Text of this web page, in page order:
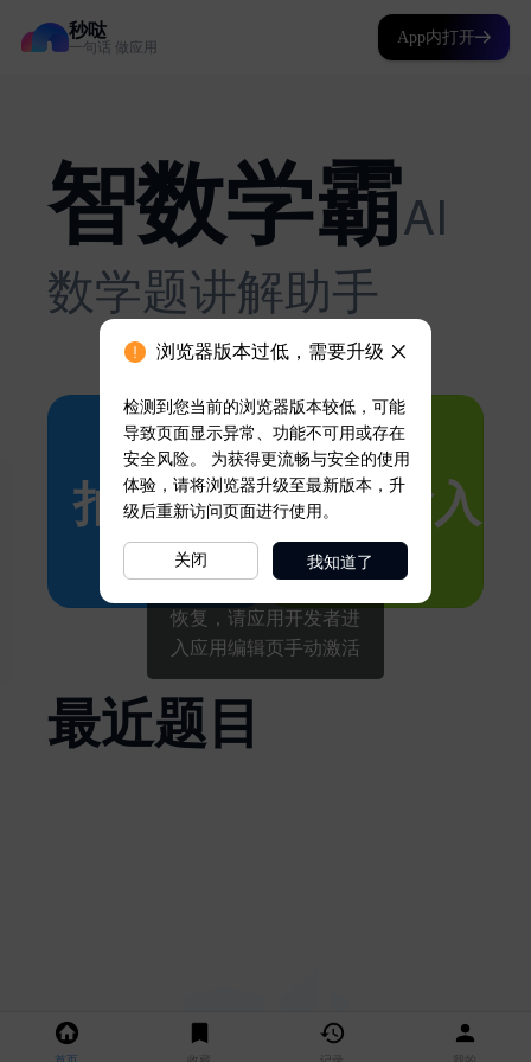
秒哒
一句话 做应用
App内打开
浏览器版本过低，需要升级
检测到您当前的浏览器版本较低，可能
导致页面显示异常、功能不可用或存在
安全风险。 为获得更流畅与安全的使用
体验，请将浏览器升级至最新版本，升
级后重新访问页面进行使用。
关闭 我知道了